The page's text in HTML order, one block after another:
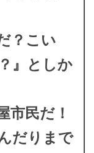
？こい
』としか
市民だ！
だりまで